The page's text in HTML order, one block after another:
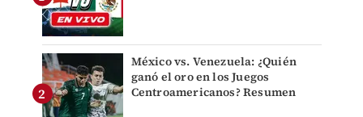
México vs. Venezuela: ¿Quién
ganó el oro en los Juegos
Centroamericanos? Resumen